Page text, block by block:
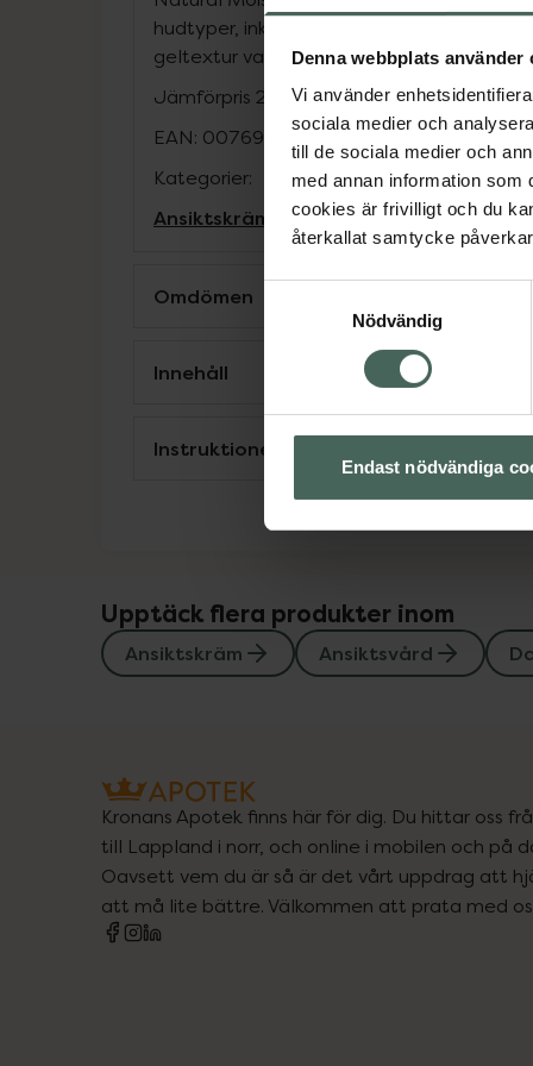
Denna webbplats använder
Vi använder
sociala medier och
till de sociala medier och
med annan information som
cookies är frivilligt och du
återkallat samtycke
Nödvändig
Endast nödvändiga
hudtyper, inklusive känslig hud, och kan på
geltextur vara särskilt lämpad för fet och
Jämförpris 2,17 kr /ml
EAN: 00769915232400
Kategorier:
Ansiktskräm AnsiktsvårdDagkräm
Omdömen
Innehåll
Instruktioner
Upptäck flera produkter inom
Ansiktskräm Ansiktsvård
Kronans Apotek finns här för dig. Du hittar oss
till Lappland i norr, och online i mobilen och på
Oavsett vem du är så är det vårt uppdrag att
att må lite bättre. Välkommen att prata med